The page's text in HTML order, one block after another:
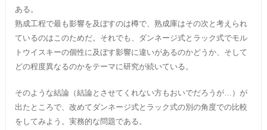
ある。
熟成工程で最も影響を及ぼすのは樽で、熟成庫はその次と考えられ
ているのはこのためだ。それでも、ダンネージ式とラック式でモル
トウイスキーの個性に及ぼす影響に違いがあるのかどうか、そして
どの程度異なるのかをテーマに研究が続いている。
そのような結論（結論とさせてくれない方もおいでだろうが…）が
出たところで、改めてダンネージ式とラック式の別の角度での比較
をしてみよう。実務的な問題である。